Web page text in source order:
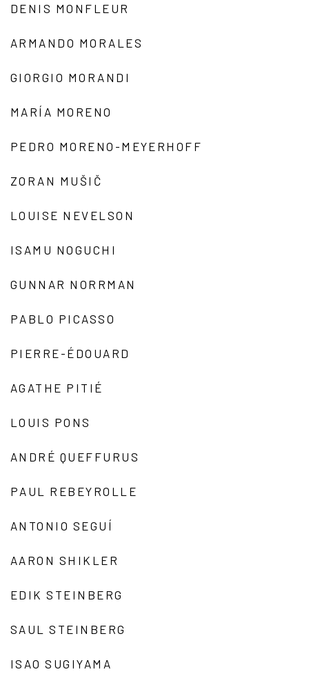
DENIS MONFLEUR
ARMANDO MORALES
GIORGIO MORANDI
MARÍA MORENO
PEDRO MORENO-MEYERHOFF
ZORAN MUŠIČ
LOUISE NEVELSON
ISAMU NOGUCHI
GUNNAR NORRMAN
PABLO PICASSO
PIERRE-ÉDOUARD
AGATHE PITIÉ
LOUIS PONS
ANDRÉ QUEFFURUS
PAUL REBEYROLLE
ANTONIO SEGUÍ
AARON SHIKLER
EDIK STEINBERG
SAUL STEINBERG
ISAO SUGIYAMA